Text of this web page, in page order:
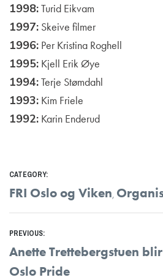
1998:Turid Eikvam
1997: Skeive filmer
1996: Per Kristina Roghell
1995: Kjell Erik Øye
1994:Terje Stømdahl
1993: Kim Friele
1992: Karin Enderud
CATEGORY:
FRI Oslo og Viken
Innleggsnavigasjon
PREVIOUS:
Previous
post:
Anette Trettebergstuen
Oslo Pride